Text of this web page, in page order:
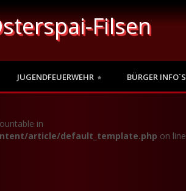
Filsen
JUGENDFEUERWEHR BÜRGER INFO´S
in
article/default_template.php on line